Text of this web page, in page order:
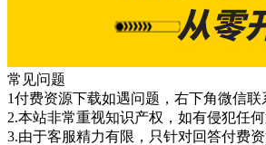
常见问题
1付费资源下载如遇问题，右下角微信联
2.本站非常重视知识产权，如有侵犯任
3.由于客服精力有限，只针对回答付费